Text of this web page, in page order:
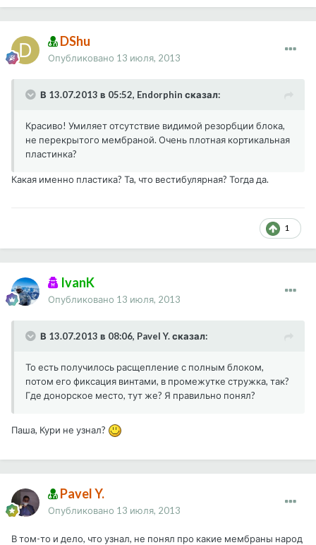
DShu
Опубликовано 13 июля, 2013
В 13.07.2013 в 05:52, Endorphin сказал:
Красиво! Умиляет отсутствие видимой резорбции блока,
не перекрытого мембраной. Очень плотная кортикальная
пластинка?
Какая именно пластика? Та, что вестибулярная? Тогда да.
1
IvanK
Опубликовано 13 июля, 2013
В 13.07.2013 в 08:06, Pavel Y. сказал:
То есть получилось расщепление с полным блоком,
потом его фиксация винтами, в промежутке стружка, так?
Где донорское место, тут же? Я правильно понял?
Паша, Кури не узнал?
Pavel Y.
Опубликовано 13 июля, 2013
В том-то и дело, что узнал, не понял про какие мембраны народ